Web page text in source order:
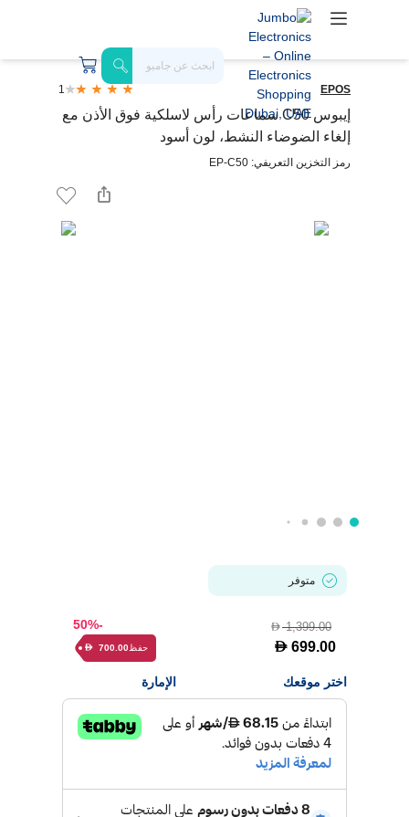
EPOS
1
إيبوس C50 سماعات رأس لاسلكية فوق الأذن مع
إلغاء الضوضاء النشط، لون أسود
رمز التخزين التعريفي: EP-C50
متوفر
D1,399.00
D 699.00
-50%
حفظ D 700.00
اختر موقعك الإمارة